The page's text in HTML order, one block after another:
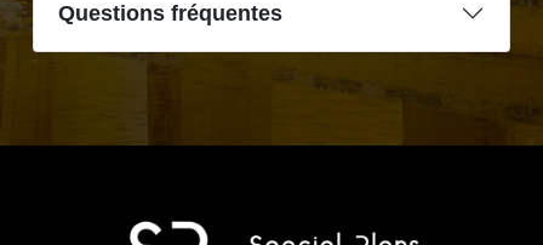
Questions fréquentes